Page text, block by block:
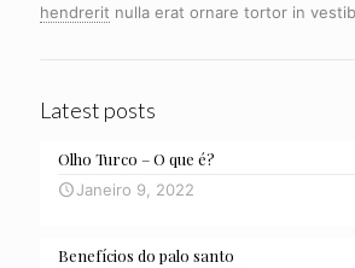
hendrerit nulla erat ornare tortor in
Latest posts
Olho Turco – O que é?
Janeiro 9, 2022
Benefícios do palo santo